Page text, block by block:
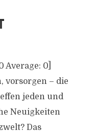
Average: 0]
vorsorgen – die
jeden und
Neuigkeiten
Das